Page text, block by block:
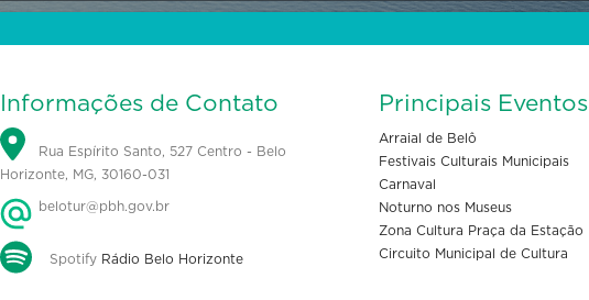
Informações de Contato
Rua Espírito Santo, 527 Centro - Belo
Horizonte, MG, 30160-031
belotur@pbh.gov.br
Spotify Rádio Belo Horizonte
Principais Eventos
Arraial de Belô
Festivais Culturais Municipais
Carnaval
Noturno nos Museus
Zona Cultura Praça da Estação
Circuito Municipal de Cultura